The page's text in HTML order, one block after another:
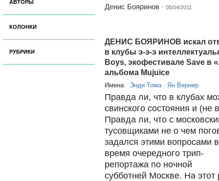
АВТОРЫ
КОЛОНКИ
РУБРИКИ
Денис Бояринов · 05/04/2011
ДЕНИС БОЯРИНОВ искал
в клубы э-э-э
Boys, экофестивале Save в
альбома Mujuice
Имена: Энди Тома· Ян Вернер
Правда ли, что в клубах
свинского состояния и (не
Правда ли, что с
тусовщиками не о чем
задался этими вопросами
время очередного трип-
репортажа по ночной
субботней Москве. На этот